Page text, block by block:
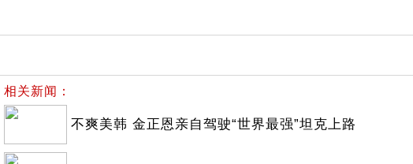
相关新闻：
不爽美韩 金正恩亲自驾驶“世界最强”坦克上路